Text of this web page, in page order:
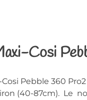
Cosi
Pebble 360
(40-87cm). Le